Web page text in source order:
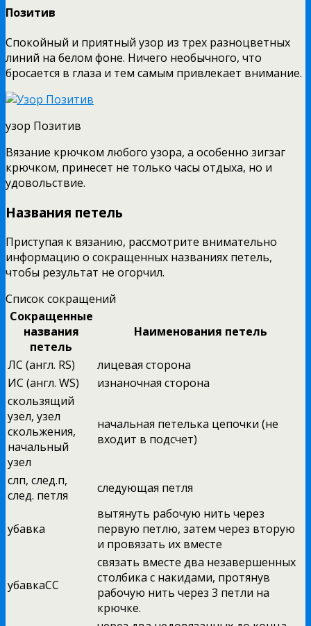
Позитив
Спокойный и приятный узор из трех разноцветных
линий на белом фоне. Ничего необычного, что
бросается в глаза и тем самым привлекает внимание.
узор Позитив
Вязание крючком любого узора, а особенно зигзаг
крючком, принесет не только часы отдыха, но и
удовольствие.
Названия петель
Приступая к вязанию, рассмотрите внимательно
информацию о сокращенных названиях петель,
чтобы результат не огорчил.
Список сокращений
Сокращенные
названия
петель
Наименования петель
ЛС (англ. RS)
лицевая сторона
ИС (англ. WS)
изнаночная сторона
скользящий
узел, узел
скольжения,
начальный
узел
начальная петелька цепочки (не
входит в подсчет)
слп, след.п,
след. петля
следующая петля
убавка
вытянуть рабочую нить через
первую петлю, затем через вторую
и провязать их вместе
убавкаСС
связать вместе два незавершенных
столбика с накидами, протянув
рабочую нить через 3 петли на
крючке.